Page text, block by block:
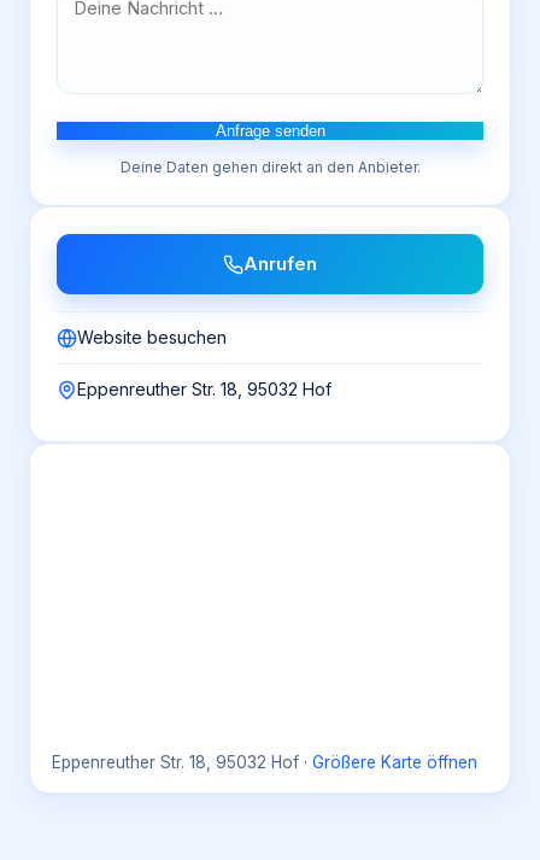
Anfrage senden
Deine Daten gehen direkt an den Anbieter.
Anrufen
Website besuchen
Eppenreuther Str. 18, 95032 Hof
Eppenreuther Str. 18, 95032 Hof · Größere Karte öffnen